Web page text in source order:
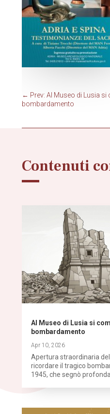
← Prev: Al Museo di Lusia si
bombardamento
Contenuti
Al Museo di Lusia si
bombardamento
Apr 10, 2026
Apertura straordinaria
ricordare il tragico
1945, che segnò